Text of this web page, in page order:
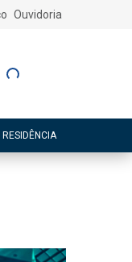
Ouvidoria
Cadastre-